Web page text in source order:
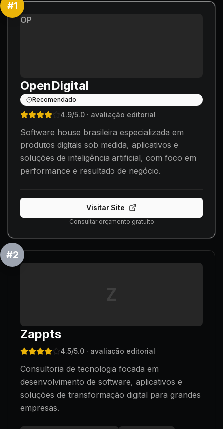
#1
OP
OpenDigital
Recomendado
4.9/5.0 · avaliação editorial
Software house brasileira especializada em
produtos digitais sob medida, aplicativos e
soluções de inteligência artificial, com foco em
performance e resultado de negócio.
Visitar Site
Consultar orçamento gratuito
#2
Z
Zappts
4.5/5.0 · avaliação editorial
Consultoria de tecnologia focada em
desenvolvimento de software, aplicativos e
soluções de transformação digital para grandes
empresas.